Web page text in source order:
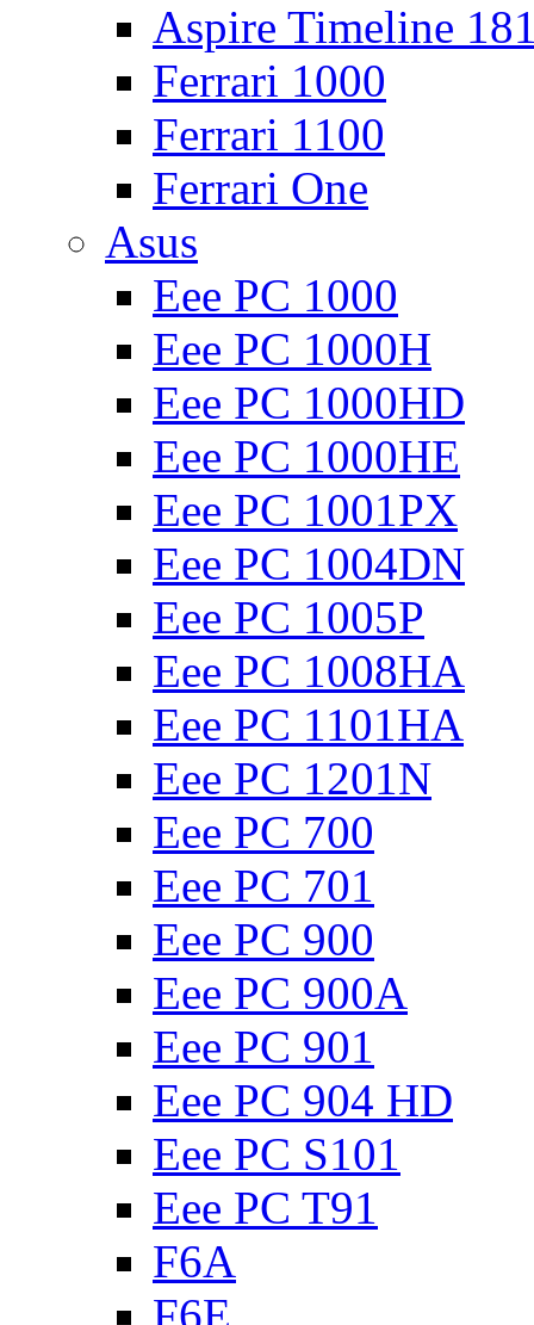
Aspire Timeline
Ferrari 1000
Ferrari 1100
Ferrari One
Asus
Eee PC 1000
Eee PC 1000H
Eee PC 1000HD
Eee PC 1000HE
Eee PC 1001PX
Eee PC 1004DN
Eee PC 1005P
Eee PC 1008HA
Eee PC 1101HA
Eee PC 1201N
Eee PC 700
Eee PC 701
Eee PC 900
Eee PC 900A
Eee PC 901
Eee PC 904 HD
Eee PC S101
Eee PC T91
F6A